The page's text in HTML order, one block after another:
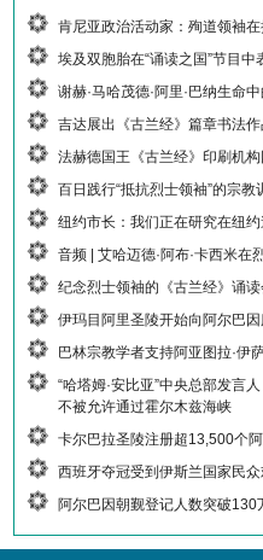
肯尼亚政治活动家：殉道领袖
埃及双胞胎在“诵读之国”节目中
谢赫·马哈茂德·阿里·巴纳生命
吉达展出《古兰经》篇章书法
法赫德国王《古兰经》印刷机
百日践行“抵抗烈士领袖”的宗教
纽约市长：我们正在研究在纽
音频 | 艾哈迈德·阿布·卡西米在
纪念烈士领袖的《古兰经》诵
伊玛目阿里圣陵开始向阿尔巴
巴林宗教学者支持阿亚图拉·伊
“哈塔姆·安比亚”中央总部发言
不被允许通过霍尔木兹海峡
卡尔巴拉圣陵注册超13,500个
西班牙夺冠受到伊斯兰国家民众
阿尔巴因朝觐登记人数突破130